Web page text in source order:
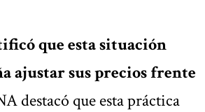
que esta situación
ajustar sus precios frente
destacó que esta práctica